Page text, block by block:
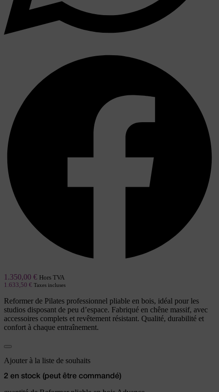
1.350,00 € Hors TVA
1.633,50 € Taxes incluses
Reformer de Pilates professionnel pliable en bois, idéal pour les
studios disposant de peu d’espace. Fabriqué en chêne massif, avec
accessoires complets et revêtement résistant. Qualité, durabilité et
confort à chaque entraînement.
Ajouter à la liste de souhaits
2 en stock (peut être commandé)